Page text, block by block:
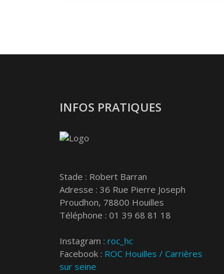
INFOS PRATIQUES
Stade : Robert Barran
Adresse : 36 Rue Pierre Joseph
Proudhon, 78800 Houilles
Téléphone : 01 39 68 81 18
Instagram : roc_hc
Facebook : ROC Houilles / Carrières
sur seine